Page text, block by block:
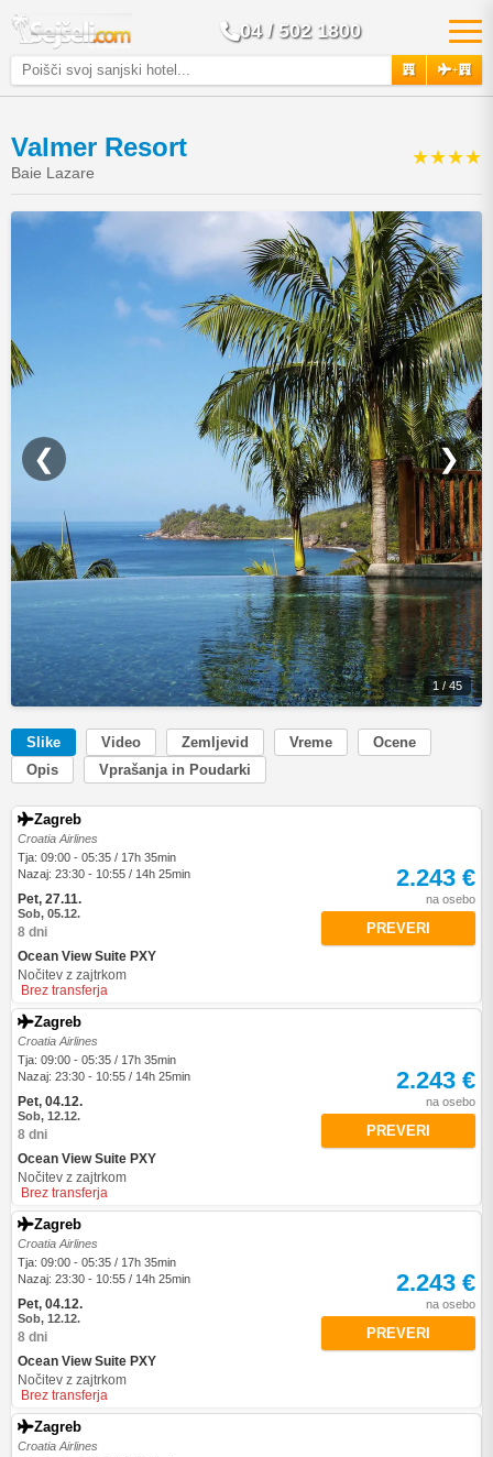
04 / 502 1800
+
Valmer Resort
Baie Lazare
★★★★
❮ ❯
1 / 45
Slike Video Zemljevid Vreme
Ocene
Opis
Vprašanja in Poudarki
Zagreb
Croatia Airlines
Tja: 09:00 - 05:35 / 17h 35min
Nazaj: 23:30 - 10:55 / 14h 25min
Pet, 27.11.
Sob, 05.12.
8 dni
Ocean View Suite PXY
Nočitev z zajtrkom
Brez transferja
2.243 €
na osebo
PREVERI
Zagreb
Croatia Airlines
Tja: 09:00 - 05:35 / 17h 35min
Nazaj: 23:30 - 10:55 / 14h 25min
Pet, 04.12.
Sob, 12.12.
8 dni
Ocean View Suite PXY
Nočitev z zajtrkom
Brez transferja
2.243 €
na osebo
PREVERI
Zagreb
Croatia Airlines
Tja: 09:00 - 05:35 / 17h 35min
Nazaj: 23:30 - 10:55 / 14h 25min
Pet, 04.12.
Sob, 12.12.
8 dni
Ocean View Suite PXY
Nočitev z zajtrkom
Brez transferja
2.243 €
na osebo
PREVERI
Zagreb
Croatia Airlines